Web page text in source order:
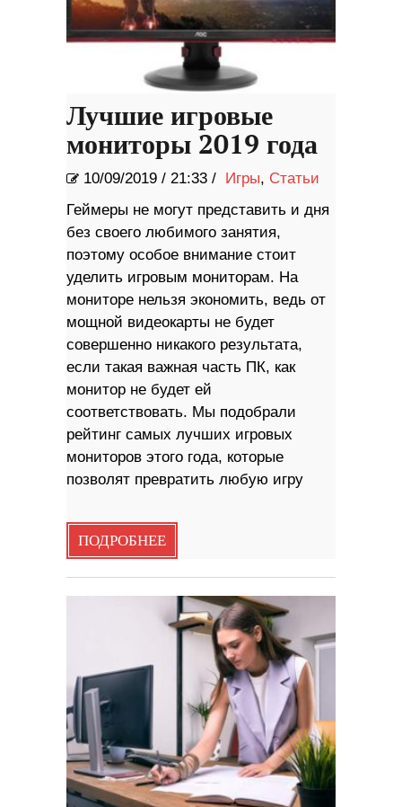
Лучшие игровые
мониторы 2019 года
10/09/2019 / 21:33 / Игры, Статьи
Геймеры не могут представить и дня
без своего любимого занятия,
поэтому особое внимание стоит
уделить игровым мониторам. На
мониторе нельзя экономить, ведь от
мощной видеокарты не будет
совершенно никакого результата,
если такая важная часть ПК, как
монитор не будет ей
соответствовать. Мы подобрали
рейтинг самых лучших игровых
мониторов этого года, которые
позволят превратить любую игру
ПОДРОБНЕЕ